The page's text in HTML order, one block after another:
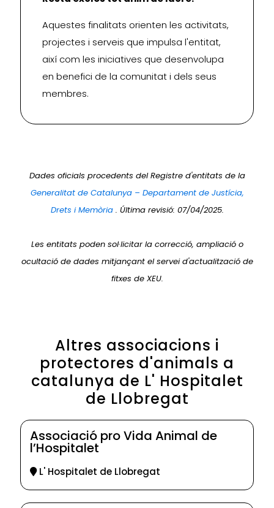
Aquestes finalitats orienten les activitats,
projectes i serveis que impulsa l'entitat,
així com les iniciatives que desenvolupa
en benefici de la comunitat i dels seus
membres.
Dades oficials procedents del Registre d'entitats de la
Generalitat de Catalunya – Departament de Justícia,
Drets i Memòria . Última revisió: 07/04/2025.
Les entitats poden sol·licitar la correcció, ampliació o
ocultació de dades mitjançant el servei d'actualització de
fitxes de XEU.
Altres associacions i
protectores d'animals a
catalunya de L' Hospitalet
de Llobregat
Associació pro Vida Animal de
l’Hospitalet
L' Hospitalet de Llobregat